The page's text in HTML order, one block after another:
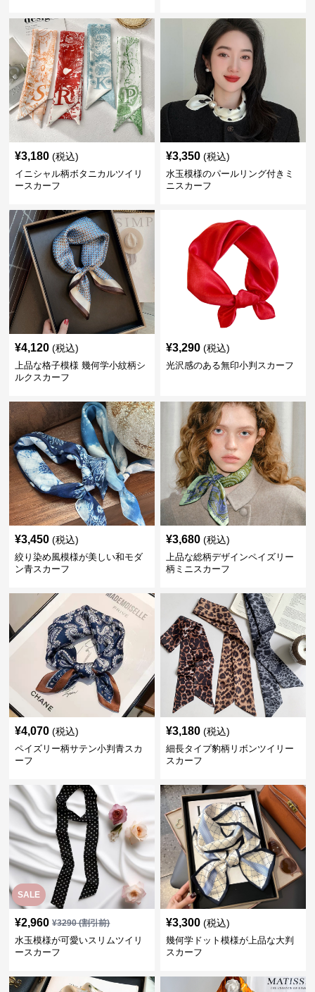
¥3,180 (税込)
イニシャル柄ボタニカルツイリ
ースカーフ
¥3,350 (税込)
水玉模様のパールリング付きミ
ニスカーフ
¥4,120 (税込)
上品な格子模様 幾何学小紋柄シ
ルクスカーフ
¥3,290 (税込)
光沢感のある無印小判スカーフ
¥3,450 (税込)
絞り染め風模様が美しい和モダ
ン青スカーフ
¥3,680 (税込)
上品な総柄デザインペイズリー
柄ミニスカーフ
¥4,070 (税込)
ペイズリー柄サテン小判青スカ
ーフ
¥3,180 (税込)
細長タイプ豹柄リボンツイリー
スカーフ
SALE
¥2,960 ¥3290(割引前)
水玉模様が可愛いスリムツイリ
ースカーフ
¥3,300 (税込)
幾何学ドット模様が上品な大判
スカーフ